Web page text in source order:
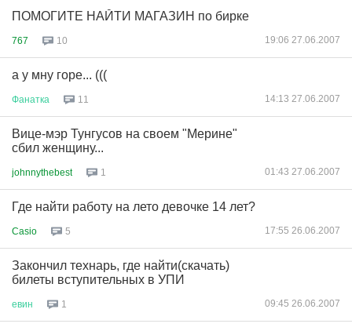
ПОМОГИТЕ НАЙТИ МАГАЗИН по бирке
767 10 19:06 27.06.2007
а у мну горе... (((
Фанатка 11 14:13 27.06.2007
Вице-мэр Тунгусов на своем "Мерине"
сбил женщину...
johnnythebest 1 01:43 27.06.2007
Где найти работу на лето девочке 14 лет?
Casio 5 17:55 26.06.2007
Закончил технарь, где найти(скачать)
билеты вступительных в УПИ
евин 1 09:45 26.06.2007